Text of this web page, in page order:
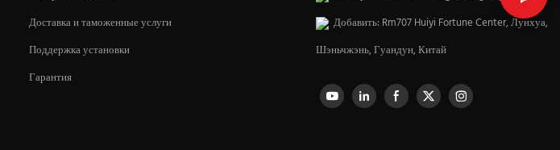
Доставка и таможенные услуги
Поддержка установки
Гарантия
Добавить: Rm707 Huiyi Fortune Center, Лунхуа,
Шэньчжэнь, Гуандун, Китай